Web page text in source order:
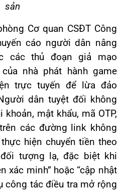
sản
Cơ quan CSĐT Công
cáo người dân nâng
các thủ đoạn giả mạo
nhà phát hành game
trực tuyến để lừa đảo
dân tuyệt đối không
mật khẩu, mã OTP,
các đường link không
hiện chuyển tiền theo
tượng lạ, đặc biệt khi
xác minh” hoặc “cập nhật
công tác điều tra mở rộng